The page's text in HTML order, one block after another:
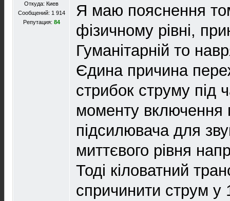
Откуда: Киев
Сообщений: 1 914
Репутация: 84
Я маю пояснення
фізичному рівні,
Гуманітарній то
Єдина причина
стрибок струму під
моменту включення
підсилювача для
миттєвого рівня
Тоді кіловатний
спричинити струм у